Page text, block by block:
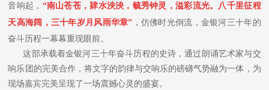
音响起， “南山苍苍，肄水泱泱，毓秀钟灵，溢彩流光。八千里征程
天高海阔，三十年岁月风雨华章” ，仿佛时光倒流，金银河三十年的
奋斗历程一幕幕重现眼前。
这部承载着金银河三十年奋斗历程的史诗，通过朗诵艺术家与交
响乐团的完美合作，将文字的韵律与交响乐的磅礴气势融为一体，为
现场嘉宾完美呈现了一场震撼心灵的盛宴。